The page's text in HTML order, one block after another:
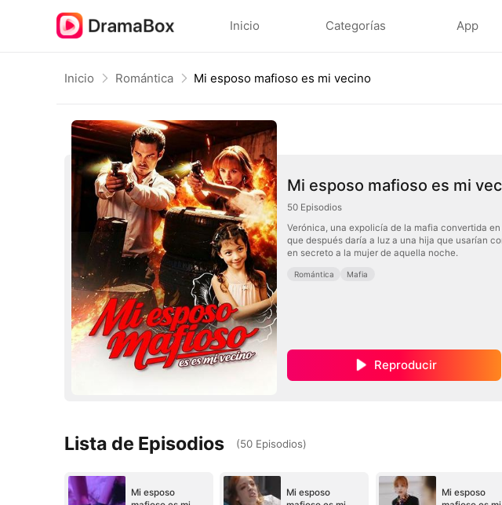
Inicio Categorías App
Inicio Romántica Mi esposo mafioso es mi vecino
Mi esposo mafioso es mi
50 Episodios
Verónica, una expolicía de la mafia convertida
que después daría a luz a una hija que usarían
en secreto a la mujer de aquella noche.
Romántica Mafia
Reproducir
Lista de Episodios (50 Episodios)
Mi esposo
Mi esposo
Mi esposo